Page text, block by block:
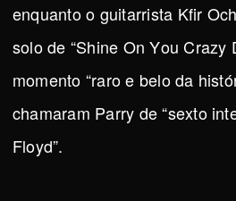
enquanto o guitarrista Kfir
solo de “Shine On You Crazy
momento “raro e belo da
chamaram Parry de “sexto
Floyd”.